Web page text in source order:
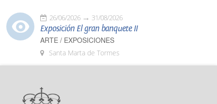
26/06/2026 31/08/2026
Exposición El gran banquete II
ARTE / EXPOSICIONES
Santa Marta de Tormes